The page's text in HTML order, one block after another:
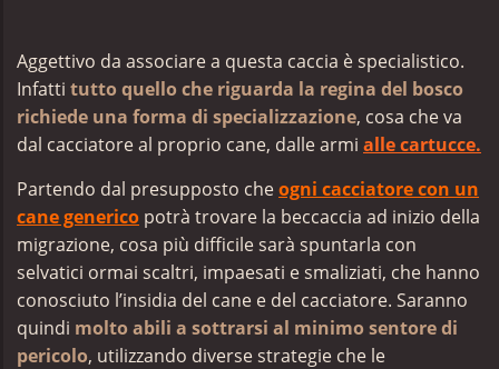
Aggettivo da associare a questa caccia è specialistico.
Infatti tutto quello che riguarda la regina del bosco
richiede una forma di specializzazione, cosa che va
dal cacciatore al proprio cane, dalle armi alle cartucce.
Partendo dal presupposto cheogni cacciatore con un
cane generico potrà trovare la beccaccia ad inizio della
migrazione, cosa più difficile sarà spuntarla con
selvatici ormai scaltri, impaesati e smaliziati, che hanno
conosciuto l’insidia del cane e del cacciatore. Saranno
quindi molto abili a sottrarsi al minimo sentore di
pericolo, utilizzando diverse strategie che le